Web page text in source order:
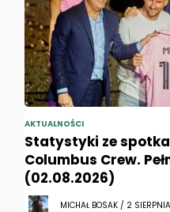
AKTUALNOŚCI
Statystyki ze
Columbus Crew.
(02.08.2026)
MICHAŁ BOSAK / 2